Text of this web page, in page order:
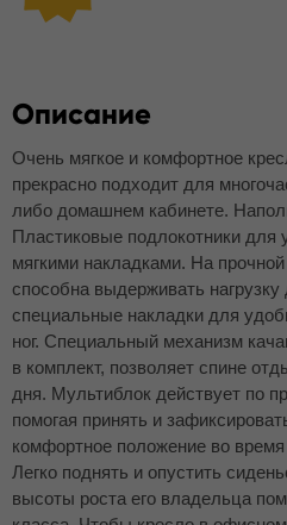
Описание
Очень мягкое и комфортное
прекрасно подходит для
либо домашнем кабинете.
Пластиковые подлокотники для
мягкими накладками. На прочной
способна выдерживать нагрузку
специальные накладки для
ног. Специальный механизм
в комплект, позволяет спине
дня. Мультиблок действует по
помогая принять и
комфортное положение во
Легко поднять и опустить
высоты роста его владельца